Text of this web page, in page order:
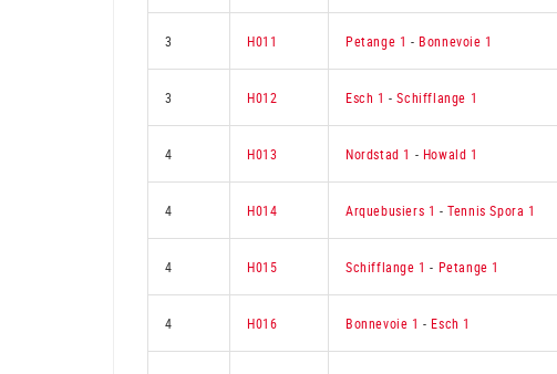
3 H011 Petange 1 - Bonnevoie 1
3 H012 Esch 1 -Schifflange 1
4 H013 Nordstad 1 - Howald 1
4 H014 Arquebusiers 1 -Tennis Spora 1
4 H015 Schifflange 1 - Petange 1
4 H016 Bonnevoie 1 - Esch 1